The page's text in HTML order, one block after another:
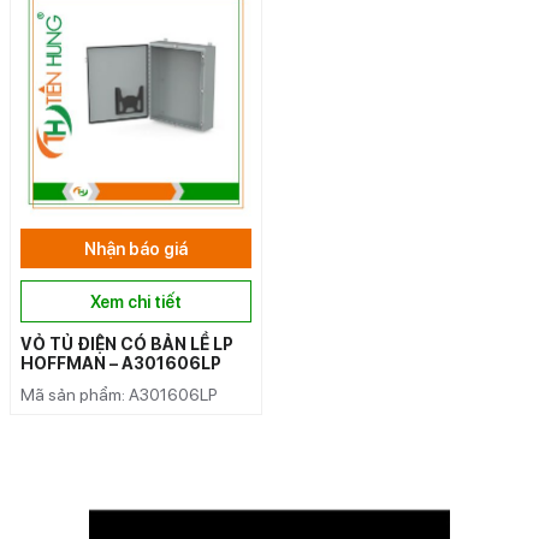
Nhận báo giá
Xem chi tiết
VỎ TỦ ĐIỆN CÓ BẢN LỀ LP
HOFFMAN – A301606LP
Mã sản phẩm: A301606LP